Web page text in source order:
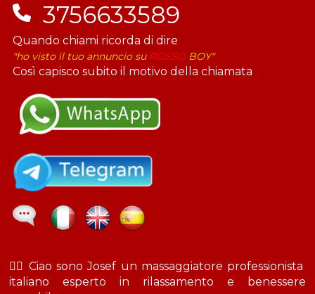
3756633589
Quando chiami ricorda di dire
"ho visto il tuo annuncio su ROSSO BOY"
Così capisco subito il motivo della chiamata
💆‍♂️ Ciao sono Josef un massaggiatore professionista
italiano esperto in rilassamento e benessere